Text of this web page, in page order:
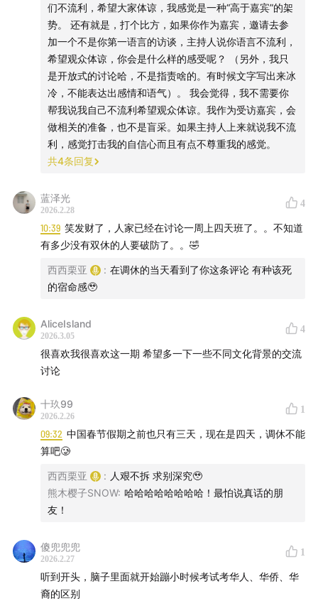
慢旅行与在地体验，以及支付、交通、语言环境等中国游
客最关心的真实便利与小痛点。希望这一期能给关注东南
亚市场与中国品牌出海的你一些启发，也欢迎你在评论区
留言分享你的马来西亚旅行与商业见闻。
主播｜Cecilia
嘉宾｜Thomas & Sawu Fang& Zahir
/ 时间轴 /
为什么马来人，从小就学会在不同语言和文化之间
“自由切换”？
是标签？
一年过四个新年，马来人真的“天天在放假”？
之间找平衡？
清真认证到底是什么？
马来西亚华裔，在中马关系中扮演什么角色？
旅游业如何成为马来西亚的增长窗口？
36:59 中国游客在马来西亚，真的方便吗？
为什么进东盟，很多品牌先选马来西亚试水？
们不流利，希望大家体谅，我感觉是一种“高于嘉宾”的架
势。 还有就是，打个比方，如果你作为嘉宾，邀请去参
加一个不是你第一语言的访谈，主持人说你语言不流利，
希望观众体谅，你会是什么样的感受呢？ （另外，我只
是开放式的讨论哈，不是指责啥的。有时候文字写出来冰
冷，不能表达出感情和语气）。 我会觉得，我不需要你
帮我说我自己不流利希望观众体谅。我作为受访嘉宾，会
做相关的准备，也不是盲采。如果主持人上来就说我不流
利，感觉打击我的自信心而且有点不尊重我的感觉。
共4条回复
蓝泽光
2026.2.28
4
10:39 笑发财了，人家已经在讨论一周上四天班了。。不知道
有多少没有双休的人要破防了。。🤣
西西栗亚 : 在调休的当天看到了你这条评论 有种该死
的宿命感🥹
AliceIsland
2026.3.05
4
很喜欢我很喜欢这一期 希望多一下一些不同文化背景的交流
讨论
十玖99
2026.2.26
1
09:32 中国春节假期之前也只有三天，现在是四天，调休不能
算吧🥲
西西栗亚 : 人艰不拆 求别深究🥹
熊木樱子SNOW: 哈哈哈哈哈哈哈哈！最怕说真话的朋
友！
傻兜兜兜
2026.2.27
1
听到开头，脑子里面就开始蹦小时候考试考华人、华侨、华
裔的区别